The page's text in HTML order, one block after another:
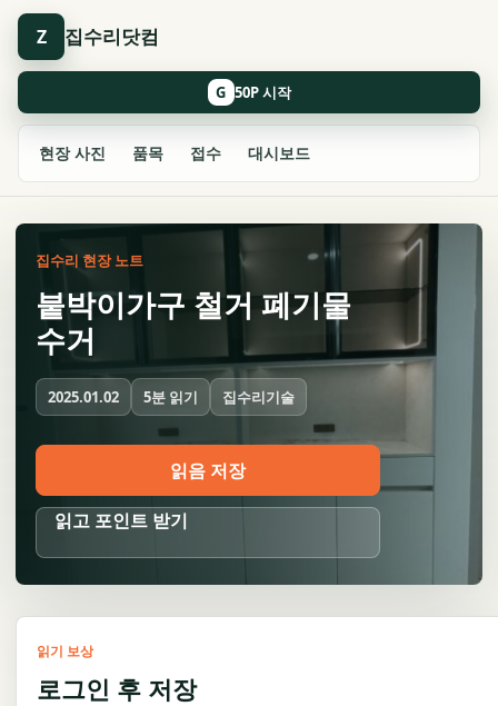
Z 집수리닷컴
현장 사진 품목 접수 대시보드
G
집수리 현장 노트
붙박이가구 철거 폐기물
수거
2025.01.02 5분 읽기 집수리기술
읽음 저장
읽고 포인트 받기
읽기 보상
로그인 후 저장